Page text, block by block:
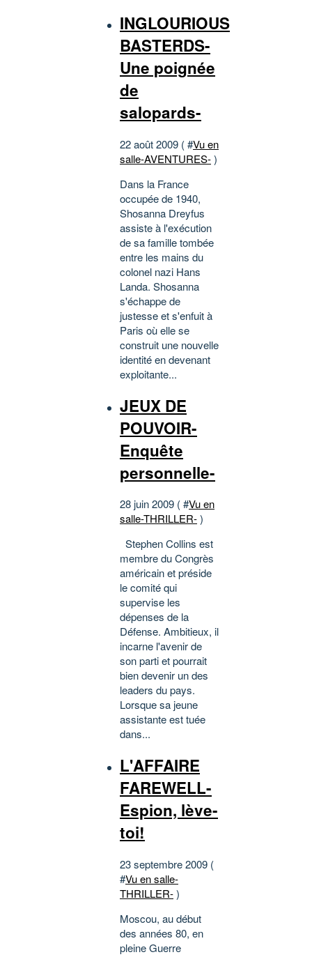
INGLOURIOUS
BASTERDS-
Une poignée
de
salopards-
22 août 2009 ( #Vu en
salle-AVENTURES-)
Dans la France
occupée de 1940,
Shosanna Dreyfus
assiste à l'exécution
de sa famille tombée
entre les mains du
colonel nazi Hans
Landa. Shosanna
s'échappe de
justesse et s'enfuit à
Paris où elle se
construit une nouvelle
identité en devenant
exploitante...
JEUX DE
POUVOIR-
Enquête
personnelle-
28 juin 2009 ( #Vu en
salle-THRILLER-)
Stephen Collins est
membre du Congrès
américain et préside
le comité qui
supervise les
dépenses de la
Défense. Ambitieux, il
incarne l'avenir de
son parti et pourrait
bien devenir un des
leaders du pays.
Lorsque sa jeune
assistante est tuée
dans...
L'AFFAIRE
FAREWELL-
Espion, lève-
toi!
23 septembre 2009 (
#Vu en salle-
THRILLER-)
Moscou, au début
des années 80, en
pleine Guerre